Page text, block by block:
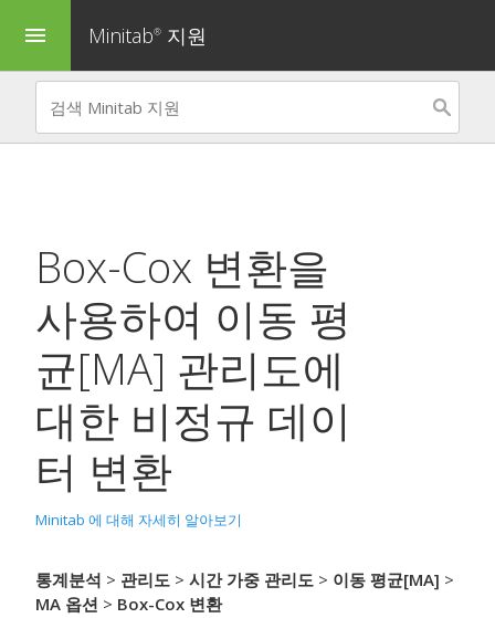
menu Minitab® 지원
Box-Cox 변환을
사용하여 이동 평
균[MA] 관리도에
대한 비정규 데이
터 변환
Minitab 에 대해 자세히 알아보기
통계분석 > 관리도 > 시간 가중 관리도 > 이동 평균[MA] >
MA 옵션 > Box-Cox 변환